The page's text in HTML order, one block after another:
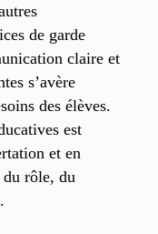
de garde
claire et
s’avère
des élèves.
est
et en
du rôle, du